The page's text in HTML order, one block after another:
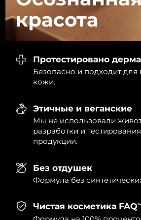
красота
Протестировано
Безопасно и подходит для
кожи.
Этичные и веганские
Мы не использовали
разработки и
продукции.
Без отдушек
Формула без
Чистая косметика FAQTM
Словения
Южно-Африканская
Республика
Испания
Швейцария
Тайвань